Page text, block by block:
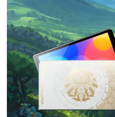
Texturen und oberflächliche